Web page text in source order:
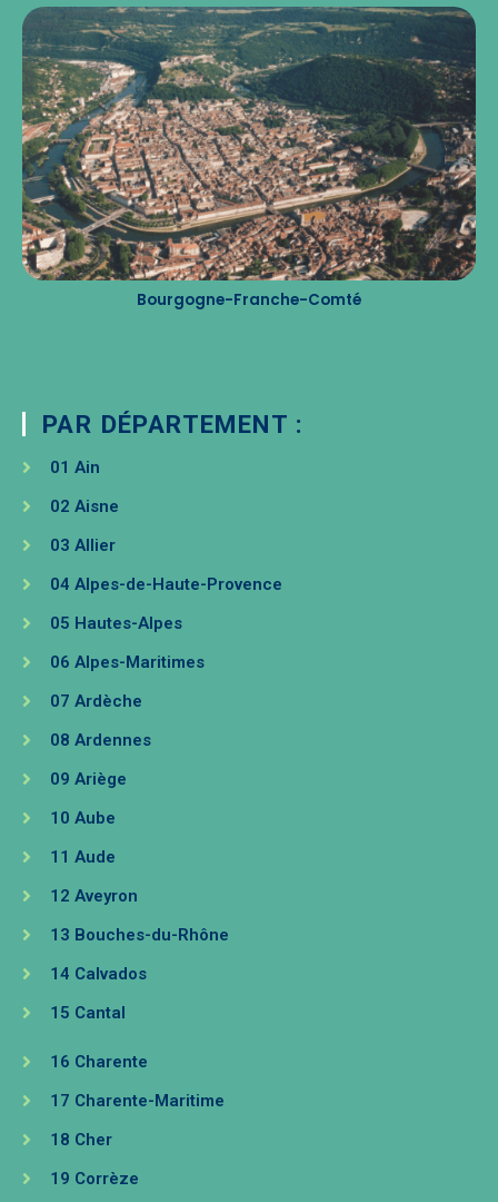
Bourgogne-Franche-Comté
PAR DÉPARTEMENT :
01 Ain
02 Aisne
03 Allier
04 Alpes-de-Haute-Provence
05 Hautes-Alpes
06 Alpes-Maritimes
07 Ardèche
08 Ardennes
09 Ariège
10 Aube
11 Aude
12 Aveyron
13 Bouches-du-Rhône
14 Calvados
15 Cantal
16 Charente
17 Charente-Maritime
18 Cher
19 Corrèze